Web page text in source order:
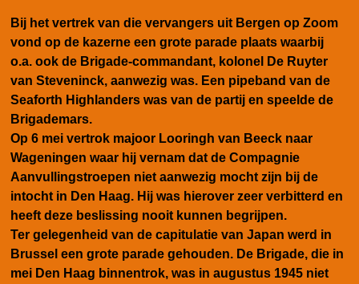
Bij het vertrek van die vervangers uit Bergen op Zoom
vond op de kazerne een grote parade plaats waarbij
o.a. ook de Brigade-commandant, kolonel De Ruyter
van Steveninck, aanwezig was. Een pipeband van de
Seaforth Highlanders was van de partij en speelde de
Brigademars.
Op 6 mei vertrok majoor Looringh van Beeck naar
Wageningen waar hij vernam dat de Compagnie
Aanvullingstroepen niet aanwezig mocht zijn bij de
intocht in Den Haag. Hij was hierover zeer verbitterd en
heeft deze beslissing nooit kunnen begrijpen.
Ter gelegenheid van de capitulatie van Japan werd in
Brussel een grote parade gehouden. De Brigade, die in
mei Den Haag binnentrok, was in augustus 1945 niet